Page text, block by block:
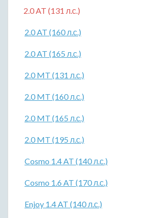
2.0 AT (131 л.с.)
2.0 AT (160 л.с.)
2.0 AT (165 л.с.)
2.0 MT (131 л.с.)
2.0 MT (160 л.с.)
2.0 MT (165 л.с.)
2.0 MT (195 л.с.)
Cosmo 1.4 AT (140 л.с.)
Cosmo 1.6 AT (170 л.с.)
Enjoy 1.4 AT (140 л.с.)